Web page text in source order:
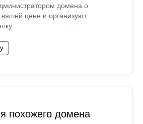
домена о
цене и организуют
похожего домена